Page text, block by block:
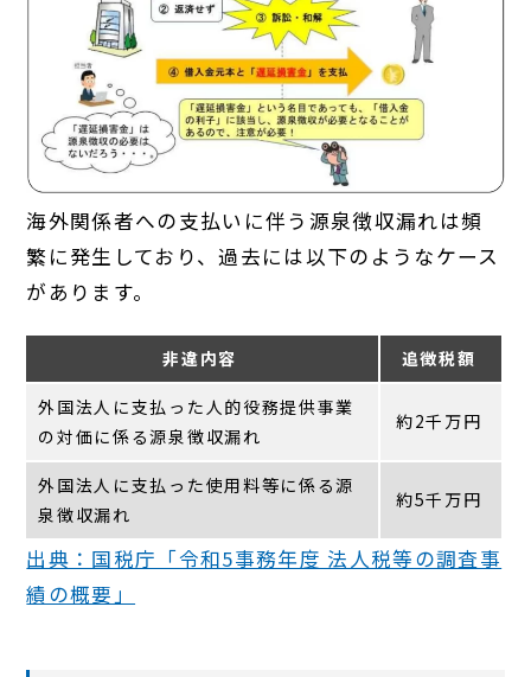
海外関係者への支払いに伴う源泉徴収漏れは頻
繁に発生しており、過去には以下のようなケース
があります。
非違内容 追徴税額
外国法人に支払った人的役務提供事業
の対価に係る源泉徴収漏れ
約2千万円
外国法人に支払った使用料等に係る源
泉徴収漏れ
約5千万円
出典：国税庁「令和5事務年度 法人税等の調査事
績の概要」